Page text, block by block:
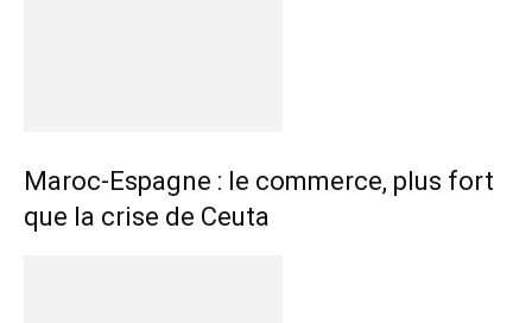
Maroc-Espagne : le commerce, plus fort
que la crise de Ceuta